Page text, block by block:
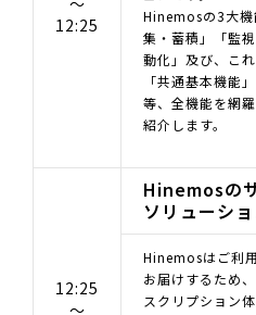
12:25
Hinemosの3大機
集・蓄積」「監
動化」及び、こ
「共通基本機能
等、全機能を網
紹介します。
12:25
～
Hinemosの
ソリューシ
Hinemosはご利
お届けするため
スクリプション